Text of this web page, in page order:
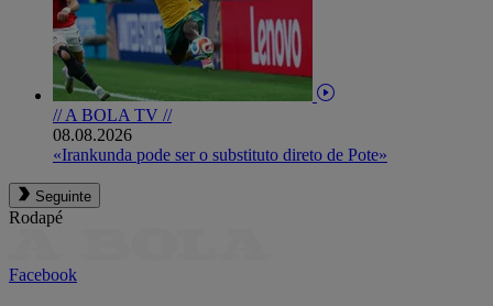
// A BOLA TV //
08.08.2026
«Irankunda pode ser o substituto direto de Pote»
Seguinte
Rodapé
Facebook